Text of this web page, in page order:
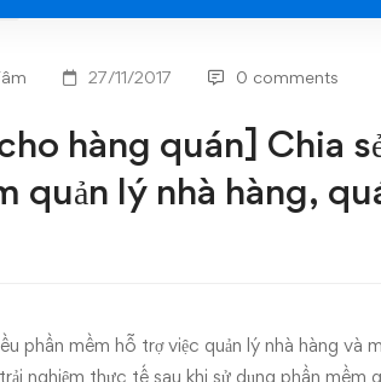
27/11/2017 0 comments
hàng quán] Chia
quản lý nhà hàng,
phần mềm hỗ trợ việc quản lý nhà hàng và
nghiệm thực tế sau khi sử dụng phần